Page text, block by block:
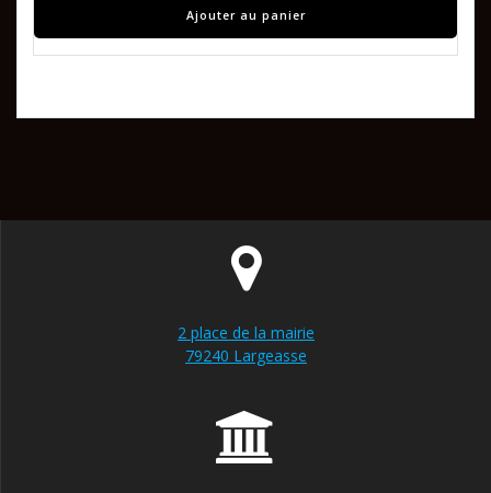
Ajouter au panier
2 place de la mairie
79240 Largeasse